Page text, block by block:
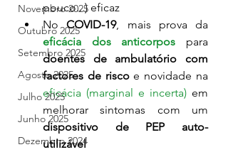
Novembro 2025
Outubro 2025
Setembro 2025
Agosto 2025
Julho 2025
Junho 2025
Dezembro 2024
pouco...) eficaz
No COVID-19
eficácia dos anticorpos
doentes de ambulatório com
factores de risco
eficácia (marginal e incerta) em
melhorar sintomas com um
dispositivo de PEP auto-
utilizável